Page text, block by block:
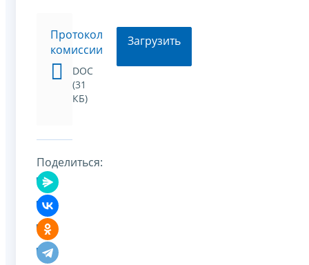
Протокол
комиссии
DOC
(31
КБ)
Загрузить
Поделиться: